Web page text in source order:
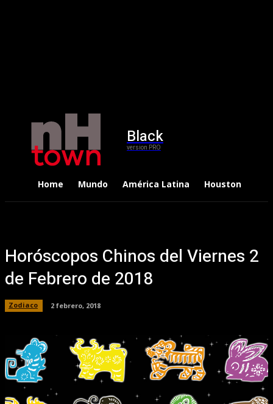
Black
version PRO
Home Mundo América Latina Houston
Horóscopos Chinos del Viernes 2
de Febrero de 2018
Zodiaco 2 febrero, 2018